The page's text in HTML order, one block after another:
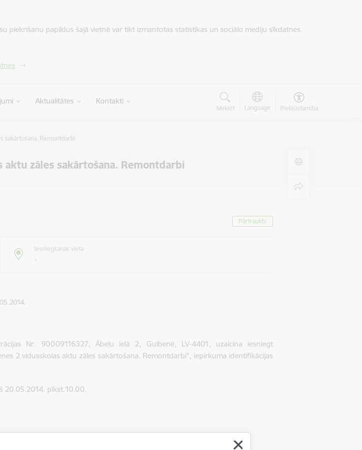
piekrišanu papildus šajā vietnē var tikt izmantotas statistikas un sociālo mediju sīkdatnes.
Aktualitātes Kontakti
Meklēt Language Piekļūstamība
sakārtošana. Remontdarbi
aktu zāles sakārtošana. Remontdarbi
Pārtraukts
Iesniegšanas vieta
-
Nr. 90009116327, Ābeļu ielā 2, Gulbenē, LV-4401, uzaicina iesniegt
2.vidusskolas aktu zāles sakārtošana. Remontdarbi", iepirkuma identifikācijas
20.05.2014. plkst.10.00.